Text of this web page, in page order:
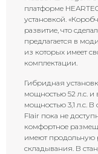
платформе
установкой.
развитие, что
предлагается в
из которых имеет
комплектации.
Гибридная
мощностью 52 л.с. и
мощностью 3,1 л.с.
Flair пока не
комфортное
имеют продольную
складывания. В